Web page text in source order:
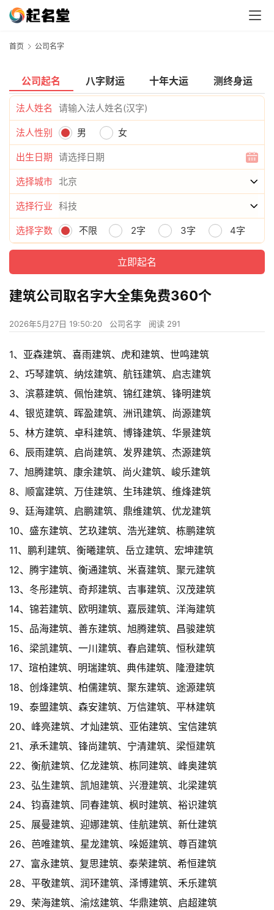
首页 公司名字
公司起名 八字财运 十年大运 测终身运
法人姓名
法人性别 男 女
出生日期
选择城市
选择行业
选择字数 不限 2字 3字 4字
建筑公司取名字大全集免费360个
2026年5月27日 19:50:20 公司名字 阅读 291
1、亚森建筑、喜雨建筑、虎和建筑、世鸣建筑
2、巧琴建筑、纳炫建筑、航钰建筑、启志建筑
3、滨慕建筑、佩怡建筑、锦红建筑、锋明建筑
4、银览建筑、晖盈建筑、洲讯建筑、尚源建筑
5、林方建筑、卓科建筑、博锋建筑、华景建筑
6、辰雨建筑、启尚建筑、发界建筑、杰源建筑
7、旭腾建筑、康余建筑、尚火建筑、峻乐建筑
8、顺富建筑、万佳建筑、生玮建筑、维烽建筑
9、廷海建筑、启鹏建筑、鼎维建筑、优龙建筑
10、盛东建筑、艺玖建筑、浩光建筑、栋鹏建筑
11、鹏利建筑、衡曦建筑、岳立建筑、宏坤建筑
12、腾宇建筑、衡通建筑、米喜建筑、聚元建筑
13、冬彤建筑、奇邦建筑、吉事建筑、汉茂建筑
14、锦若建筑、欧明建筑、嘉辰建筑、洋海建筑
15、品海建筑、善东建筑、旭腾建筑、昌骏建筑
16、梁凯建筑、一川建筑、春启建筑、恒秋建筑
17、瑄柏建筑、明瑞建筑、典伟建筑、隆澄建筑
18、创烽建筑、柏儒建筑、聚东建筑、途源建筑
19、泰盟建筑、森安建筑、万信建筑、平林建筑
20、峰亮建筑、才灿建筑、亚佑建筑、宝信建筑
21、承禾建筑、锋尚建筑、宁清建筑、梁恒建筑
22、衡航建筑、亿龙建筑、栋同建筑、峰奥建筑
23、弘生建筑、凯旭建筑、兴澄建筑、北梁建筑
24、钧喜建筑、同春建筑、枫时建筑、裕识建筑
25、展曼建筑、迎娜建筑、佳航建筑、新仕建筑
26、芭唯建筑、星龙建筑、哚姬建筑、尊百建筑
27、富永建筑、复思建筑、泰荣建筑、希恒建筑
28、平敬建筑、润环建筑、泽博建筑、禾乐建筑
29、荣海建筑、渝炫建筑、华鼎建筑、启超建筑